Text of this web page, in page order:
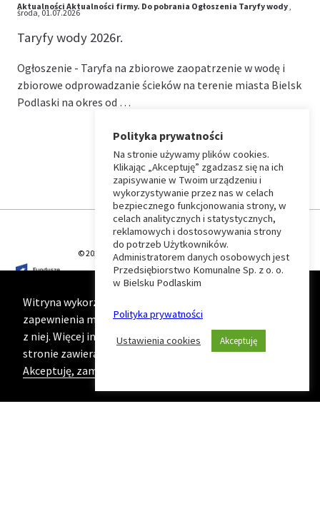
Aktualności Aktualności firmy. Do pobrania Ogłoszenia Taryfy wody,
środa, 01.07.2026
Taryfy wody 2026r.
Ogłoszenie - Taryfa na zbiorowe zaopatrzenie w wodę i
zbiorowe odprowadzanie ścieków na terenie miasta Bielsk
Podlaski na okres od …
⏶
Wróć
do
początku
strony
© 2026 T-Matic Grupa Computer Plus Sp. z o.o.
Witryna wykorzystuje ciasteczka (cookies) w celu
zapewnienia maksymalnej wygody podczas korzystania
z niej. Więcej informacji na ten temat znajduje się na
stronie zawierającej naszą
Politykę prywatności
Akceptuję, zamknij komunikat
Polityka prywatności
Na stronie używamy plików cookies.
Klikając „Akceptuję” zgadzasz się na ich
zapisywanie w Twoim urządzeniu i
wykorzystywanie przez nas w celach
bezpiecznego funkcjonowania strony, w
celach analitycznych i statystycznych,
reklamowych i dostosowywania strony
do potrzeb Użytkowników.
Administratorem danych osobowych jest
Przedsiębiorstwo Komunalne Sp. z o. o.
w Bielsku Podlaskim
Polityka prywatności
Ustawienia cookies Akceptuję